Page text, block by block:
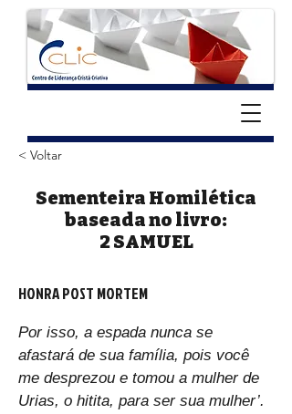
< Voltar
Sementeira Homilética
baseada no livro:
2 SAMUEL
HONRA POST MORTEM
Por isso, a espada nunca se
afastará de sua família, pois você
me desprezou e tomou a mulher de
Urias, o hitita, para ser sua mulher’.